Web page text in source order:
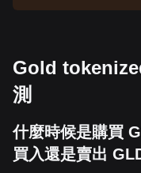
Gold
測
什麼時候是購買
買入還是賣出